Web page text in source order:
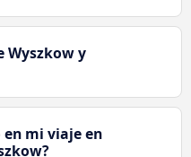
Wyszkow y
mi viaje en